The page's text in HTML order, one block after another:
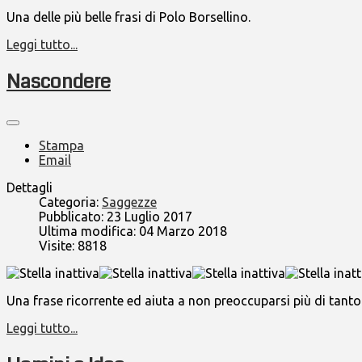
Una delle più belle frasi di Polo Borsellino.
Leggi tutto...
Nascondere
Stampa
Email
Dettagli
Categoria: Saggezze
Pubblicato: 23 Luglio 2017
Ultima modifica: 04 Marzo 2018
Visite: 8818
Una frase ricorrente ed aiuta a non preoccuparsi più di
Leggi tutto...